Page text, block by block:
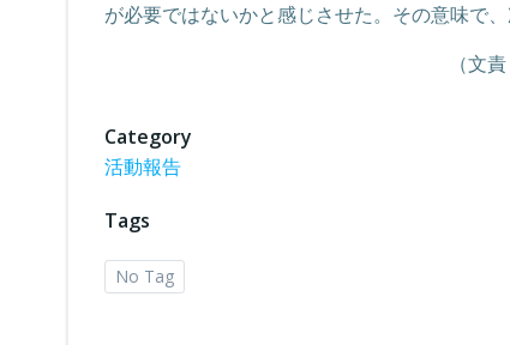
が必要ではないかと感じさせた。その意味で
（文
Category
活動報告
Tags
No Tag